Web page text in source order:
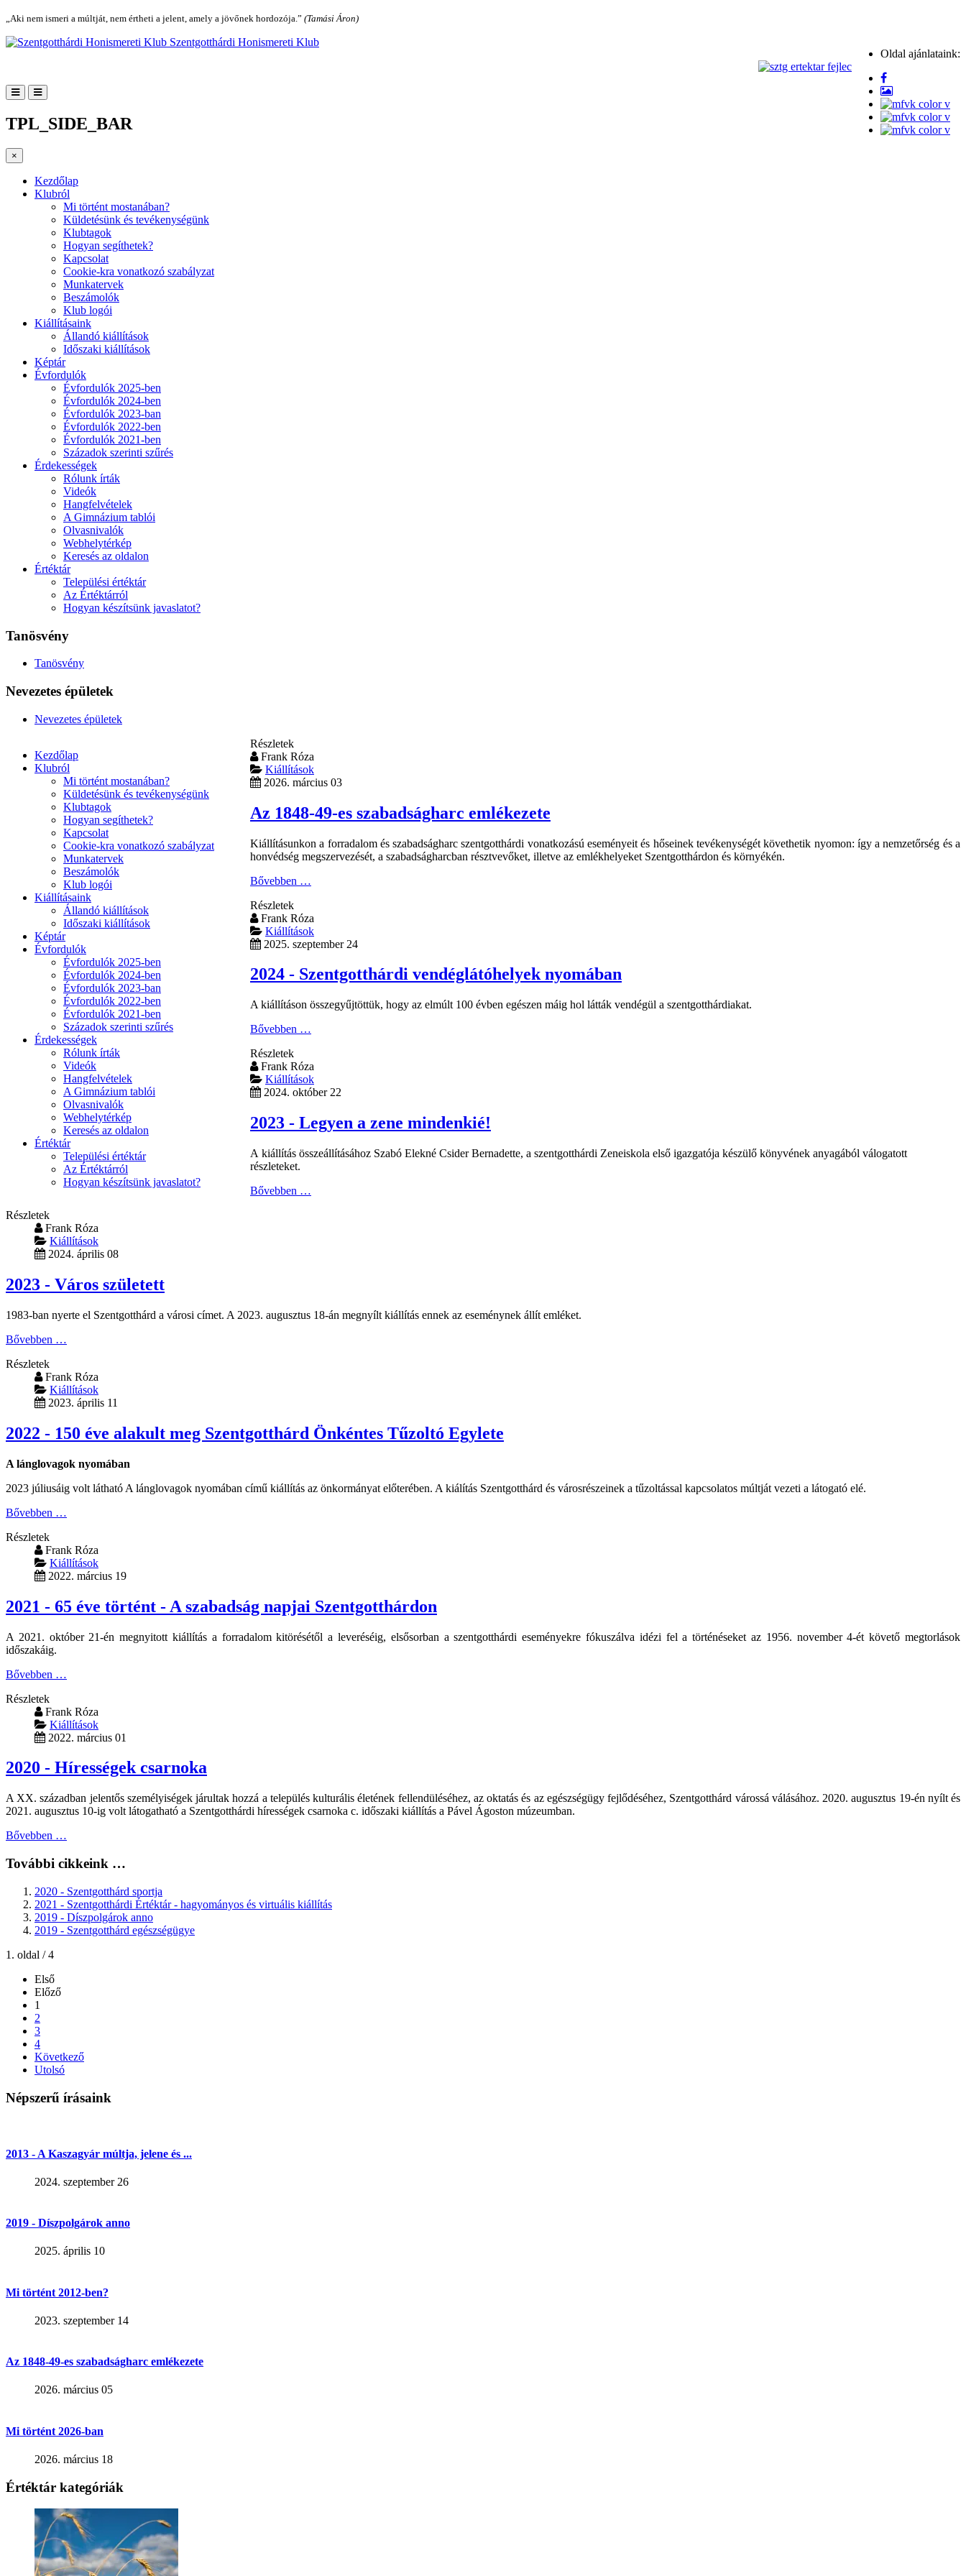
„Aki nem ismeri a múltját, nem értheti a jelent, amely a jövőnek hordozója.” (Tamási Áron)
Oldal ajánlataink:
Szentgotthárdi Honismereti Klub
TPL_SIDE_BAR
×
Kezdőlap
Klubról
Mi történt mostanában?
Küldetésünk és tevékenységünk
Klubtagok
Hogyan segíthetek?
Kapcsolat
Cookie-kra vonatkozó szabályzat
Munkatervek
Beszámolók
Klub logói
Kiállításaink
Állandó kiállítások
Időszaki kiállítások
Képtár
Évfordulók
Évfordulók 2025-ben
Évfordulók 2024-ben
Évfordulók 2023-ban
Évfordulók 2022-ben
Évfordulók 2021-ben
Századok szerinti szűrés
Érdekességek
Rólunk írták
Videók
Hangfelvételek
A Gimnázium tablói
Olvasnivalók
Webhelytérkép
Keresés az oldalon
Értéktár
Települési értéktár
Az Értéktárról
Hogyan készítsünk javaslatot?
Tanösvény
Tanösvény
Nevezetes épületek
Nevezetes épületek
Kezdőlap
Klubról
Mi történt mostanában?
Küldetésünk és tevékenységünk
Klubtagok
Hogyan segíthetek?
Kapcsolat
Cookie-kra vonatkozó szabályzat
Munkatervek
Beszámolók
Klub logói
Kiállításaink
Állandó kiállítások
Időszaki kiállítások
Képtár
Évfordulók
Évfordulók 2025-ben
Évfordulók 2024-ben
Évfordulók 2023-ban
Évfordulók 2022-ben
Évfordulók 2021-ben
Századok szerinti szűrés
Érdekességek
Rólunk írták
Videók
Hangfelvételek
A Gimnázium tablói
Olvasnivalók
Webhelytérkép
Keresés az oldalon
Értéktár
Települési értéktár
Az Értéktárról
Hogyan készítsünk javaslatot?
Részletek
Frank Róza
Kiállítások
2026. március 03
Az 1848-49-es szabadságharc emlékezete
Kiállításunkon a forradalom és szabadságharc szentgotthárdi vonatkozású eseményeit és hőseinek tevékenységét követhetik nyomon: így a nemzetőrség és a
honvédség megszervezését, a szabadságharcban résztvevőket, illetve az emlékhelyeket Szentgotthárdon és környékén.
Bővebben …
Részletek
Frank Róza
Kiállítások
2025. szeptember 24
2024 - Szentgotthárdi vendéglátóhelyek nyomában
A kiállításon összegyűjtöttük, hogy az elmúlt 100 évben egészen máig hol látták vendégül a szentgotthárdiakat.
Bővebben …
Részletek
Frank Róza
Kiállítások
2024. október 22
2023 - Legyen a zene mindenkié!
A kiállítás összeállításához Szabó Elekné Csider Bernadette, a szentgotthárdi Zeneiskola első igazgatója készülő könyvének anyagából válogatott
részleteket.
Bővebben …
Részletek
Frank Róza
Kiállítások
2024. április 08
2023 - Város született
1983-ban nyerte el Szentgotthárd a városi címet. A 2023. augusztus 18-án megnyílt kiállítás ennek az eseménynek állít emléket.
Bővebben …
Részletek
Frank Róza
Kiállítások
2023. április 11
2022 - 150 éve alakult meg Szentgotthárd Önkéntes Tűzoltó Egylete
A lánglovagok nyomában
2023 júliusáig volt látható A lánglovagok nyomában című kiállítás az önkormányat előterében. A kiálítás Szentgotthárd és városrészeinek a tűzoltással kapcsolatos múltját vezeti a látogató elé.
Bővebben …
Részletek
Frank Róza
Kiállítások
2022. március 19
2021 - 65 éve történt - A szabadság napjai Szentgotthárdon
A 2021. október 21-én megnyitott kiállítás a forradalom kitörésétől a leveréséig, elsősorban a szentgotthárdi eseményekre fókuszálva idézi fel a történéseket az 1956. november 4-ét követő megtorlások
időszakáig.
Bővebben …
Részletek
Frank Róza
Kiállítások
2022. március 01
2020 - Hírességek csarnoka
A XX. században jelentős személyiségek járultak hozzá a település kulturális életének fellendüléséhez, az oktatás és az egészségügy fejlődéséhez, Szentgotthárd várossá válásához. 2020. augusztus 19-én nyílt és
2021. augusztus 10-ig volt látogatható a Szentgotthárdi hírességek csarnoka c. időszaki kiállítás a Pável Ágoston múzeumban.
Bővebben …
További cikkeink …
2020 - Szentgotthárd sportja
2021 - Szentgotthárdi Értéktár - hagyományos és virtuális kiállítás
2019 - Díszpolgárok anno
2019 - Szentgotthárd egészségügye
1. oldal / 4
Első
Előző
1
2
3
4
Következő
Utolsó
Népszerű írásaink
2013 - A Kaszagyár múltja, jelene és ...
2024. szeptember 26
2019 - Díszpolgárok anno
2025. április 10
Mi történt 2012-ben?
2023. szeptember 14
Az 1848-49-es szabadságharc emlékezete
2026. március 05
Mi történt 2026-ban
2026. március 18
Értéktár kategóriák